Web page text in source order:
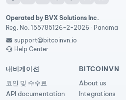
Operated by BVX Solutions Inc.
Reg. No. 155785126-2-2026 · Panama
support@bitcoinvn.io
Help Center
내비게이션
코인 및 수수료
API documentation
BITCOINVN
About us
Integrations